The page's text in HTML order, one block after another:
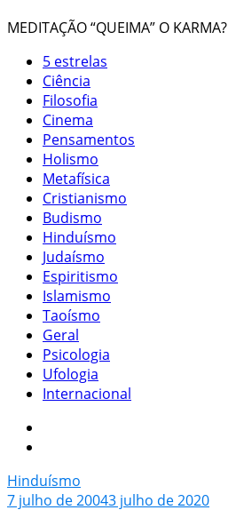
MEDITAÇÃO “QUEIMA” O KARMA?
5 estrelas
Ciência
Filosofia
Cinema
Pensamentos
Holismo
Metafísica
Cristianismo
Budismo
Hinduísmo
Judaísmo
Espiritismo
Islamismo
Taoísmo
Geral
Psicologia
Ufologia
Internacional
Hinduísmo
7 julho de 20043 julho de 2020